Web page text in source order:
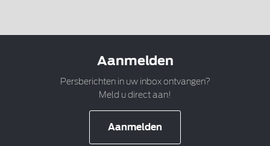
Aanmelden
Persberichten in uw inbox ontvangen?
Meld u direct aan!
Aanmelden